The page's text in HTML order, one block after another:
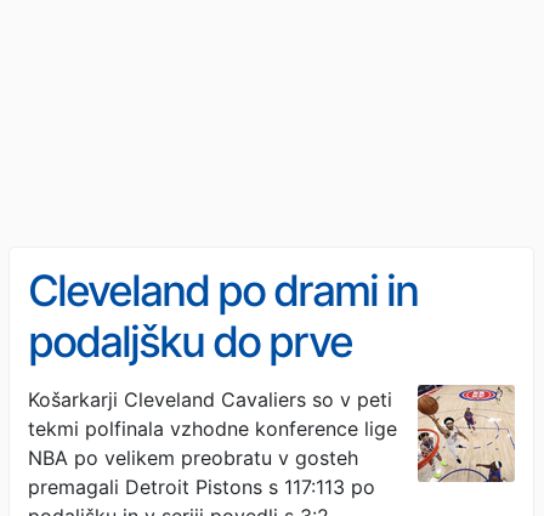
Cleveland po drami in
podaljšku do prve
zaključne žoge (VIDEO)
Košarkarji Cleveland Cavaliers so v peti
tekmi polfinala vzhodne konference lige
NBA po velikem preobratu v gosteh
premagali Detroit Pistons s 117:113 po